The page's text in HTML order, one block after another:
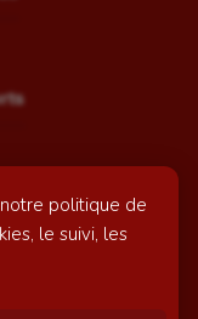
politique de
le suivi, les